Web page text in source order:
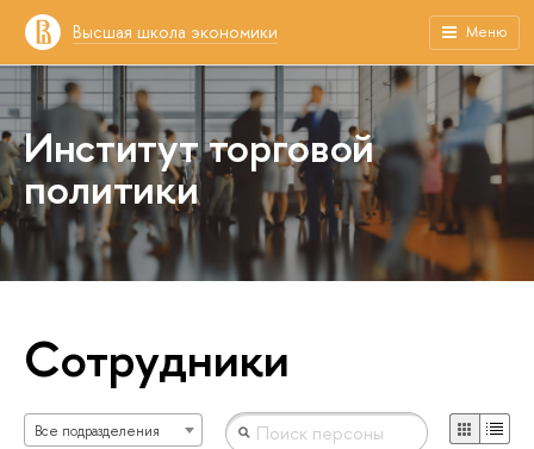
Высшая школа экономики Меню
Институт торговой
политики
Сотрудники
Все подразделения